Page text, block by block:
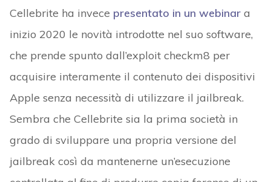
Cellebrite ha invece presentato in un webinara
inizio 2020 le novità introdotte nel suo software,
che prende spunto dall’exploit checkm8 per
acquisire interamente il contenuto dei dispositivi
Apple senza necessità di utilizzare il jailbreak.
Sembra che Cellebrite sia la prima società in
grado di sviluppare una propria versione del
jailbreak così da mantenerne un’esecuzione